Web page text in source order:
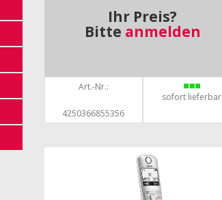
Ihr Preis?
Bitte anmelden
Art.-Nr.:
4250366855356
sofort lieferbar